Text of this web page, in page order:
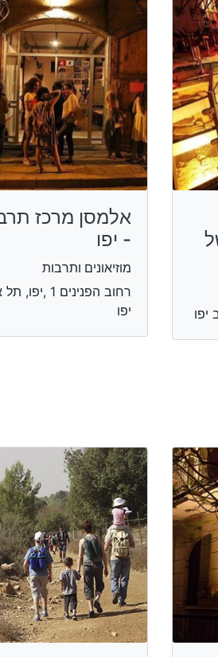
יפו
אלמסן מרכז
- יפו
מוזיאונים ותרבות
רחוב הפנינים 1
יפו